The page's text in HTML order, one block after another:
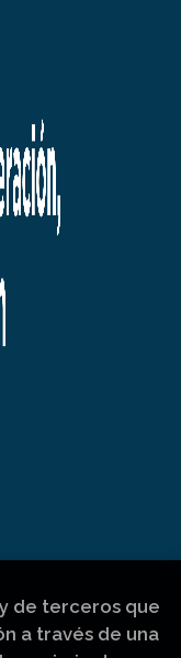
de terceros que
a través de una